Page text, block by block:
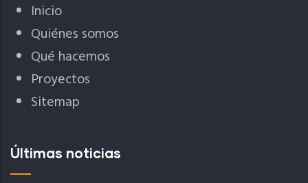
Inicio
Quiénes somos
Qué hacemos
Proyectos
Sitemap
Últimas noticias